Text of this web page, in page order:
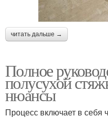
читать дальше →
Полное
полусухой
нюансы
Процесс включает в себя